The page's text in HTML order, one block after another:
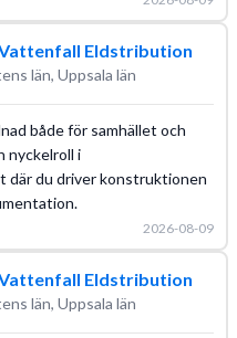
Eldstribution
län, Uppsala län
både för samhället och
nyckelroll i
där du driver konstruktionen
2026-08-09
Eldstribution
län, Uppsala län